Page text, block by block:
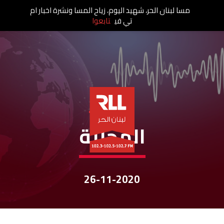
نشرات الأخبار
المحليّة
26-11-2020
مسا لبنان الحر، شهيد اليوم، زياح المسا ونشرة اخبار ام
تي في تابعوا